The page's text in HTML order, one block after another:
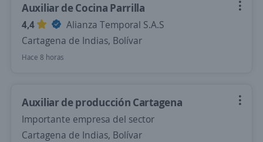
Auxiliar de Cocina Parrilla
4,4
Alianza Temporal S.A.S
Cartagena de Indias, Bolívar
Hace 8 horas
Auxiliar de producción Cartagena
Importante empresa del sector
Cartagena de Indias, Bolívar